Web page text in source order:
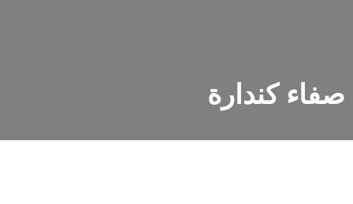
صفاء كندارة